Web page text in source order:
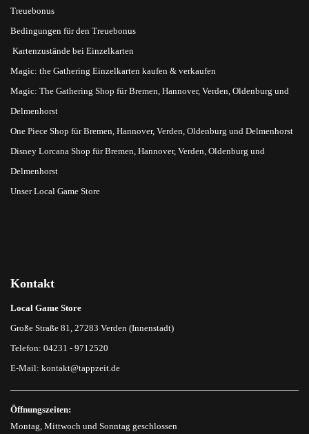
Treuebonus
Bedingungen für den Treuebonus
Kartenzustände bei Einzelkarten
Magic: the Gathering Einzelkarten kaufen & verkaufen
Magic: The Gathering Shop für Bremen, Hannover, Verden, Oldenburg und
Delmenhorst
One Piece Shop für Bremen, Hannover, Verden, Oldenburg und Delmenhorst
Disney Lorcana Shop für Bremen, Hannover, Verden, Oldenburg und
Delmenhorst
Unser Local Game Store
Kontakt
Local Game Store
Große Straße 81, 27283 Verden (Innenstadt)
Telefon: 04231 - 9712520
E-Mail: kontakt@tappzeit.de
Öffnungszeiten:
Montag, Mittwoch und Sonntag geschlossen